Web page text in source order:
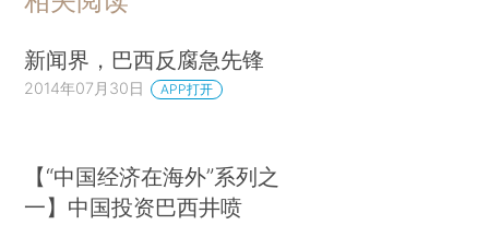
新闻界，巴西反腐急先锋
2014年07月30日 APP打开
【“中国经济在海外”系列之
一】中国投资巴西井喷